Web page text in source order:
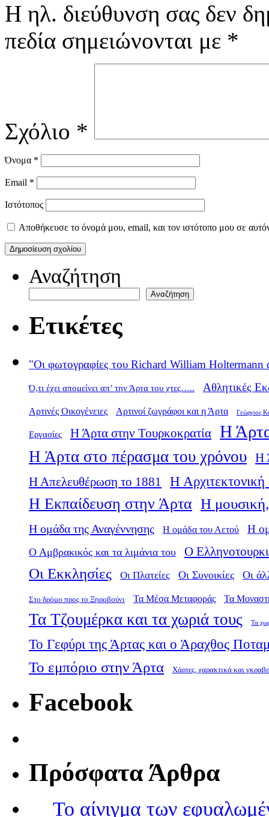
Η ηλ. διεύθυνση σας δεν
πεδία σημειώνονται με *
Σχόλιο *
Όνομα *
Email *
Ιστότοπος
Αποθήκευσε το όνομά μου, email, και τον ιστότοπο μου σε
Αναζήτηση
Αναζήτηση
Ετικέτες
"Οι φωτογραφίες του Richard William Holtermann
Ό,τι έχει απομείνει απ’ την Άρτα του χτες….. Αθλητικές
Αρτινές Οικογένειες Αρτινοί ζωγράφοι και η Άρτα Γεώργιος
Εργασίες Η Άρτα στην Τουρκοκρατία Η
Η Άρτα στο πέρασμα του χρόνου Η
Η Απελευθέρωση το 1881
Η
Η Εκπαίδευση στην Άρτα Η μουσική,
Η ομάδα της Αναγέννησης Η ομάδα του Αετού Η
Ο Αμβρακικός και τα λιμάνια του Ο
Οι Εκκλησίες Οι Πλατείες Οι Συνοικίες Οι
Στο δρόμο προς το Ξηροβούνι Τα Μέσα Μεταφοράς Τα
Τα Τζουμέρκα και τα χωριά τους Τα
Το Γεφύρι της Άρτας και ο Άραχθος
Το εμπόριο στην Άρτα Χάρτες, χαρακτικά και
Facebook
Πρόσφατα Άρθρα
Το αίνιγμα των